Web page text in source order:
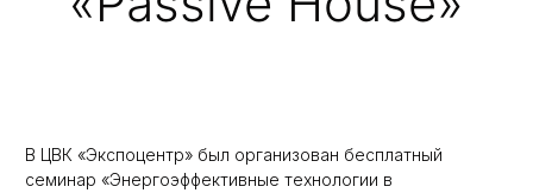
В ЦВК «Экспоцентр» был организован бесплатный
семинар «Энергоэффективные технологии в